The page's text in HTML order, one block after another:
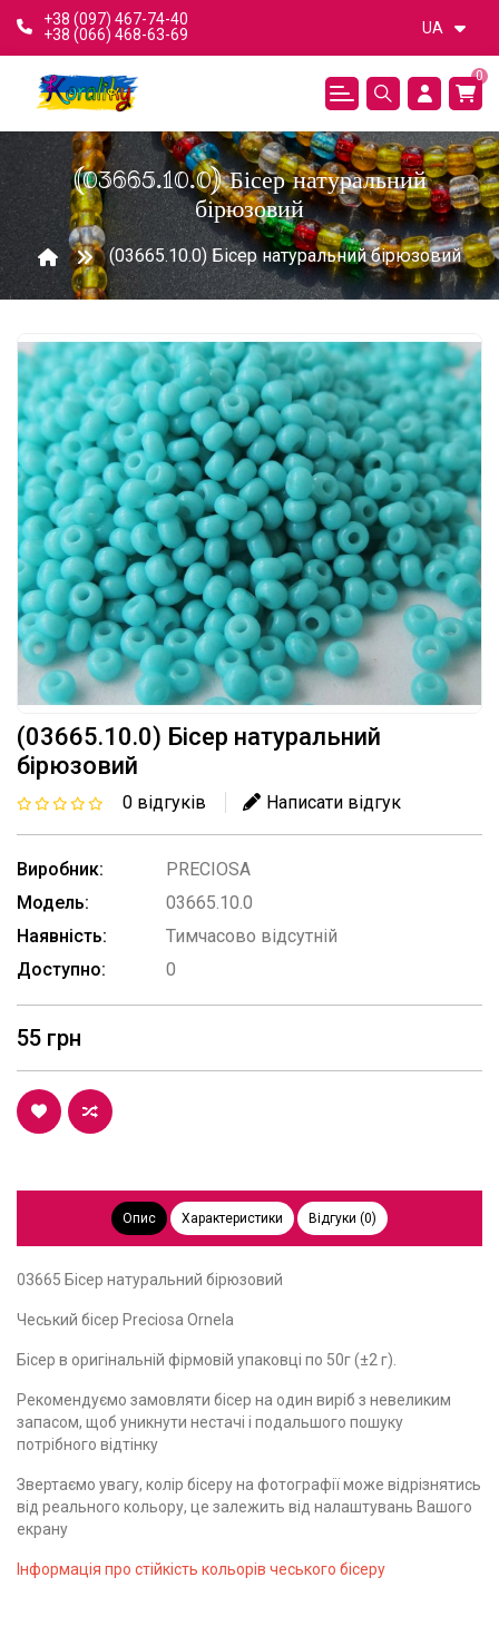
+38 (097) 467-74-40
+38 (066) 468-63-69
UA
0
(03665.10.0) Бісер натуральний
бірюзовий
(03665.10.0) Бісер натуральний бірюзовий
(03665.10.0) Бісер натуральний
бірюзовий
0 відгуків Написати відгук
Виробник:
PRECIOSA
Модель:
03665.10.0
Наявність:
Тимчасово відсутній
Доступно:
0
55 грн
Опис Характеристики Відгуки (0)
03665 Бісер натуральний бірюзовий
Чеський бісер Preciosa Ornela
Бісер в оригінальній фірмовій упаковці по 50г (±2 г).
Рекомендуємо замовляти бісер на один виріб з невеликим
запасом, щоб уникнути нестачі і подальшого пошуку
потрібного відтінку
Звертаємо увагу, колір бісеру на фотографії може відрізнятись
від реального кольору, це залежить від налаштувань Вашого
екрану
Інформація про стійкість кольорів чеського бісеру